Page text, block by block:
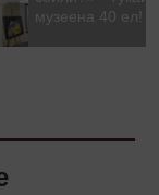
музеена 40 ел!